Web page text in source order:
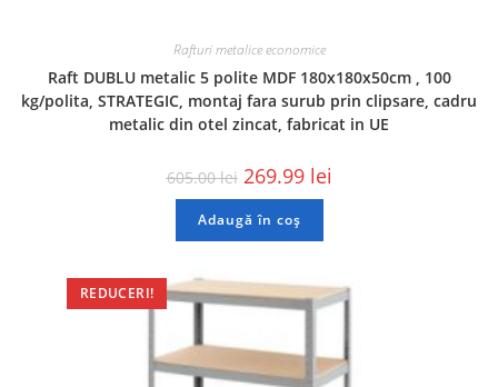
Rafturi metalice economice
Raft DUBLU metalic 5 polite MDF 180x180x50cm , 100
kg/polita, STRATEGIC, montaj fara surub prin clipsare, cadru
metalic din otel zincat, fabricat in UE
605.00lei 269.99 lei
Adaugă în coș
REDUCERI!